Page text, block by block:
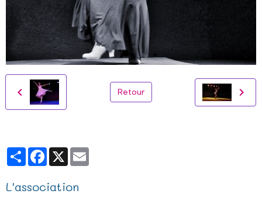
Retour
PartagerFacebook
X
L'association